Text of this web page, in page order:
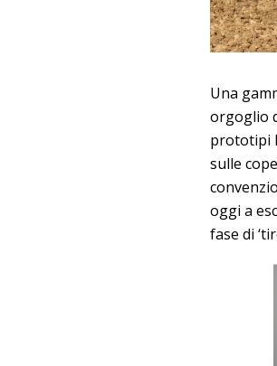
Una
orgoglio
prototipi
sulle
oggi a
fase di